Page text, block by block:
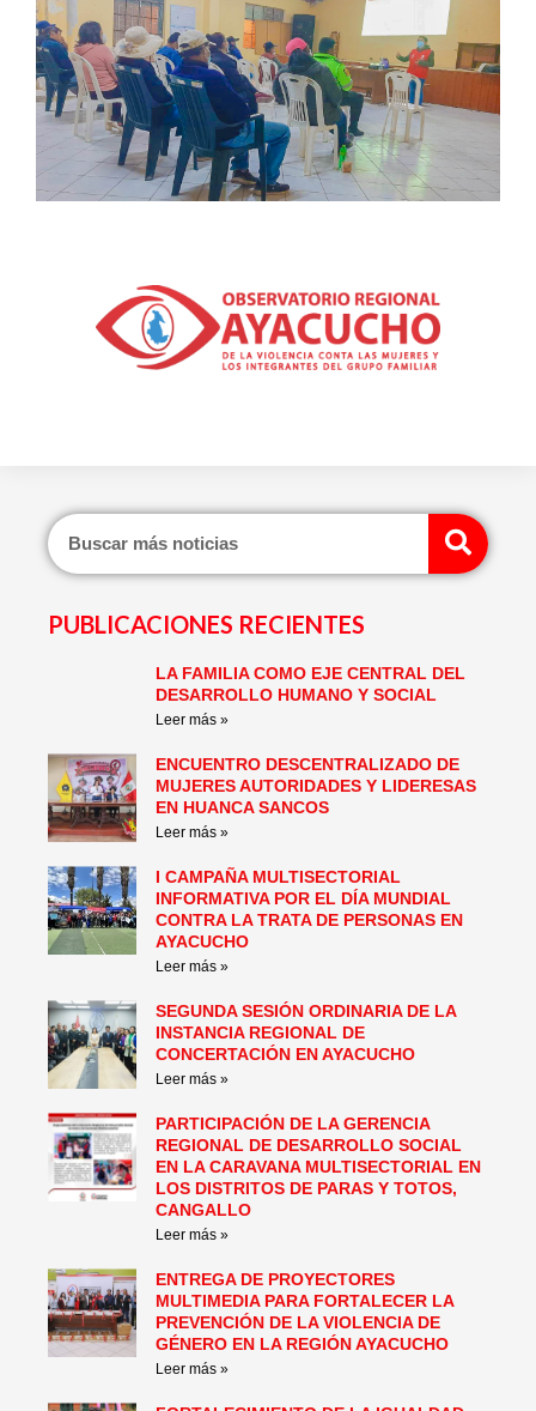
PUBLICACIONES RECIENTES
LA FAMILIA COMO EJE CENTRAL DEL
DESARROLLO HUMANO Y SOCIAL
Leer más »
ENCUENTRO DESCENTRALIZADO DE
MUJERES AUTORIDADES Y LIDERESAS
EN HUANCA SANCOS
Leer más »
I CAMPAÑA MULTISECTORIAL
INFORMATIVA POR EL DÍA MUNDIAL
CONTRA LA TRATA DE PERSONAS EN
AYACUCHO
Leer más »
SEGUNDA SESIÓN ORDINARIA DE LA
INSTANCIA REGIONAL DE
CONCERTACIÓN EN AYACUCHO
Leer más »
PARTICIPACIÓN DE LA GERENCIA
REGIONAL DE DESARROLLO SOCIAL
EN LA CARAVANA MULTISECTORIAL EN
LOS DISTRITOS DE PARAS Y TOTOS,
CANGALLO
Leer más »
ENTREGA DE PROYECTORES
MULTIMEDIA PARA FORTALECER LA
PREVENCIÓN DE LA VIOLENCIA DE
GÉNERO EN LA REGIÓN AYACUCHO
Leer más »
PagePagePagePagePagePage